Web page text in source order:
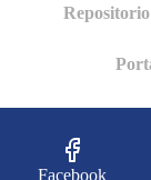
Facebook